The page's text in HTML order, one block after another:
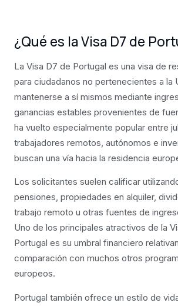
¿Qué es la Visa D7 de
La Visa D7 de Portugal es una visa de
para ciudadanos no pertenecientes a la
mantenerse a sí mismos mediante
ganancias estables provenientes de
ha vuelto especialmente popular entre
trabajadores remotos, autónomos e
buscan una vía hacia la residencia
Los solicitantes suelen calificar
pensiones, propiedades en alquiler,
trabajo remoto u otras fuentes de
Uno de los principales atractivos de la
Portugal es su umbral financiero
comparación con muchos otros
europeos.
Portugal también ofrece un estilo de